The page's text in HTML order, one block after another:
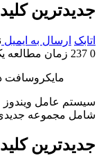
جدیدترین کلید
اتابک ارسال به ایمیل
0
زمان مطالعه
مایکروسافت در
شامل مجموعه جدیدی از کلیدهای میانبر
جدیدترین کلید